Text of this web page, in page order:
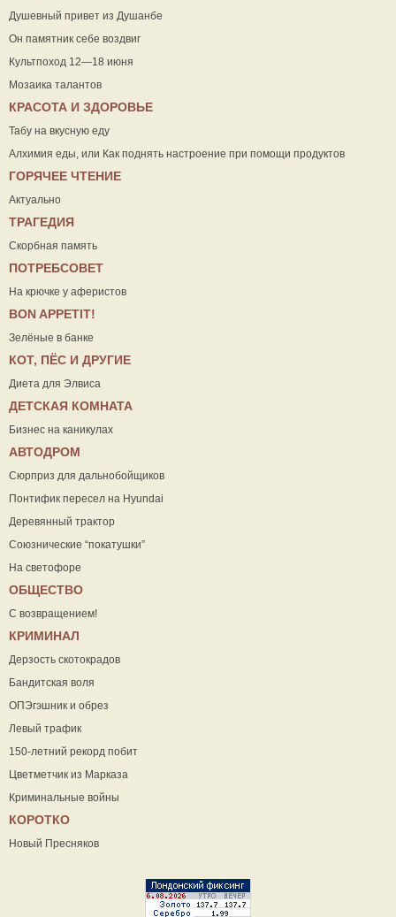
Душевный привет из Душанбе
Он памятник себе воздвиг
Культпоход 12—18 июня
Мозаика талантов
КРАСОТА И ЗДОРОВЬЕ
Табу на вкусную еду
Алхимия еды, или Как поднять настроение при помощи продуктов
ГОРЯЧЕЕ ЧТЕНИЕ
Актуально
ТРАГЕДИЯ
Скорбная память
ПОТРЕБСОВЕТ
На крючке у аферистов
ВON APPETIT!
Зелёные в банке
КОТ, ПЁС И ДРУГИЕ
Диета для Элвиса
ДЕТСКАЯ КОМНАТА
Бизнес на каникулах
АВТОДРОМ
Сюрприз для дальнобойщиков
Понтифик пересел на Hyundai
Деревянный трактор
Союзнические “покатушки”
На светофоре
ОБЩЕСТВО
С возвращением!
КРИМИНАЛ
Дерзость скотокрадов
Бандитская воля
ОПЭгэшник и обрез
Левый трафик
150-летний рекорд побит
Цветметчик из Марказа
Криминальные войны
КОРОТКО
Новый Пресняков